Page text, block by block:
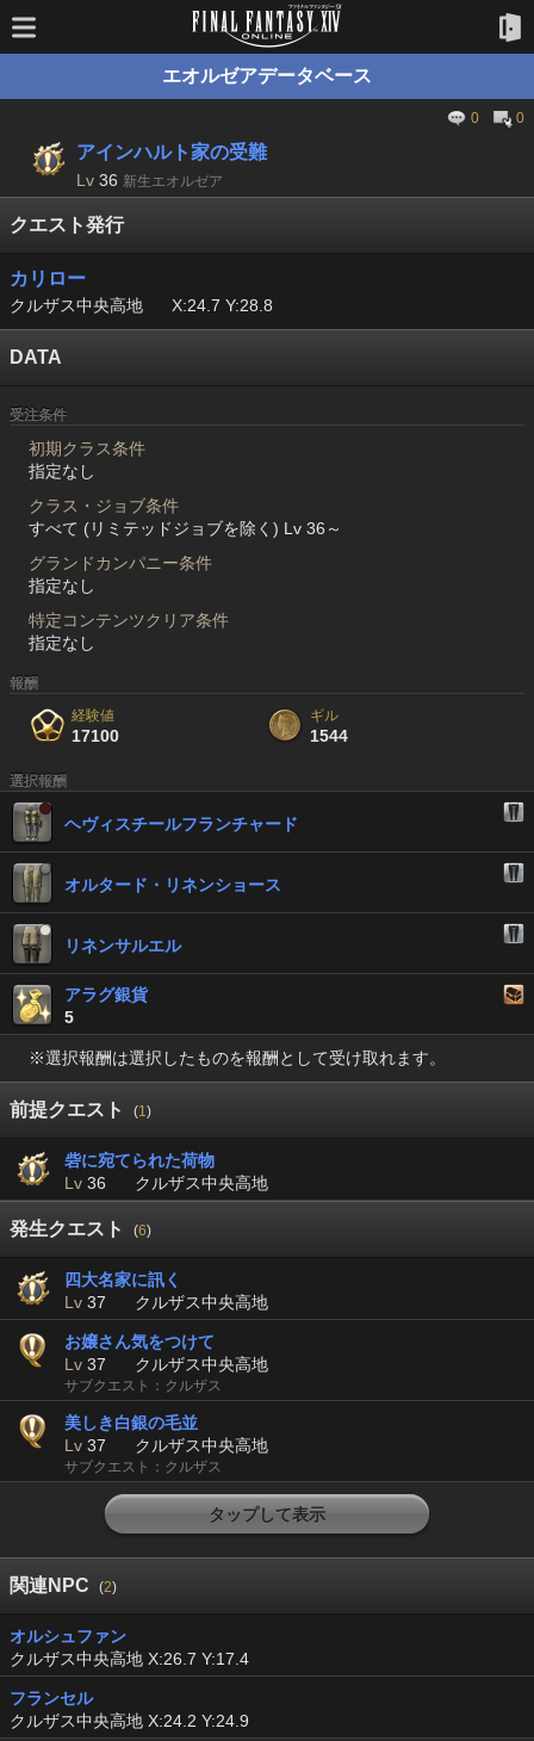
エオルゼアデータベース
0 0
アインハルト家の受難
Lv 36 新生エオルゼア
クエスト発行
カリロー
クルザス中央高地 X:24.7 Y:28.8
DATA
受注条件
初期クラス条件
指定なし
クラス・ジョブ条件
すべて (リミテッドジョブを除く) Lv 36～
グランドカンパニー条件
指定なし
特定コンテンツクリア条件
指定なし
報酬
経験値
17100
ギル
1544
選択報酬
ヘヴィスチールフランチャード
オルタード・リネンショース
リネンサルエル
アラグ銀貨
5
※選択報酬は選択したものを報酬として受け取れます。
前提クエスト (1)
砦に宛てられた荷物
Lv 36 クルザス中央高地
発生クエスト (6)
四大名家に訊く
Lv 37 クルザス中央高地
お嬢さん気をつけて
Lv 37 クルザス中央高地
サブクエスト：クルザス
美しき白銀の毛並
Lv 37 クルザス中央高地
サブクエスト：クルザス
タップして表示
関連NPC (2)
オルシュファン
クルザス中央高地 X:26.7 Y:17.4
フランセル
クルザス中央高地 X:24.2 Y:24.9